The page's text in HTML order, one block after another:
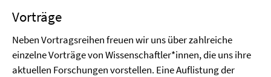
Vorträge
Neben Vortragsreihen freuen wir uns über zahlreiche
einzelne Vorträge von Wissenschaftler*innen, die uns ihre
aktuellen Forschungen vorstellen. Eine Auflistung der